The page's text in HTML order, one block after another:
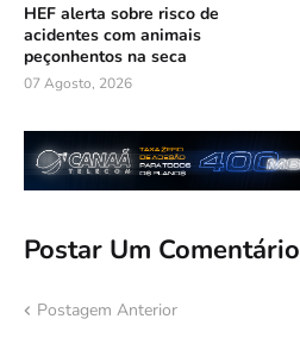
HEF alerta sobre risco de
acidentes com animais
peçonhentos na seca
07 Agosto, 2026
Postar Um Comentário
Postagem Anterior